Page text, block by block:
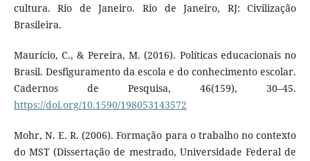
cultura. Rio de Janeiro. Rio de Janeiro, RJ: Civilização
Brasileira.
Maurício, C., & Pereira, M. (2016). Políticas educacionais no
Brasil. Desfiguramento da escola e do conhecimento escolar.
Cadernos de Pesquisa, 46(159), 30–45.
https://doi.org/10.1590/198053143572
Mohr, N. E. R. (2006). Formação para o trabalho no contexto
do MST (Dissertação de mestrado, Universidade Federal de